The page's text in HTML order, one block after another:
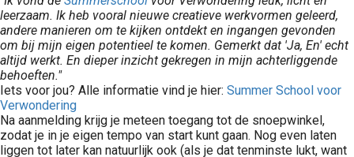
leerzaam. Ik heb vooral nieuwe creatieve werkvormen geleerd,
andere manieren om te kijken ontdekt en ingangen gevonden
om bij mijn eigen potentieel te komen. Gemerkt dat 'Ja, En' echt
altijd werkt. En dieper inzicht gekregen in mijn achterliggende
behoeften."
Iets voor jou? Alle informatie vind je hier: Summer School voor
Verwondering
Na aanmelding krijg je meteen toegang tot de snoepwinkel,
zodat je in je eigen tempo van start kunt gaan. Nog even laten
liggen tot later kan natuurlijk ook (als je dat tenminste lukt, want